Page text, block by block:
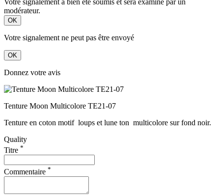
Votre signalement a bien été soumis et sera examiné par un
modérateur.
OK
Votre signalement ne peut pas être envoyé
OK
Donnez votre avis
Tenture Moon Multicolore TE21-07
Tenture en coton motif loups et lune ton multicolore sur fond noir.
Quality
Titre *
Commentaire *